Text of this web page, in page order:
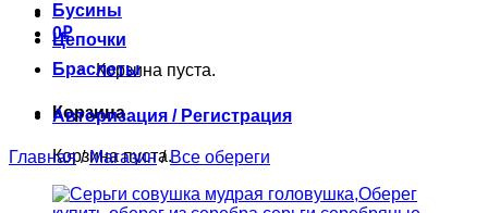
0₽
Корзина пуста.
Корзина
Корзина пуста.
Бусины
Цепочки
Браслеты
Авторизация / Регистрация
Главная / Магазин / Все обереги